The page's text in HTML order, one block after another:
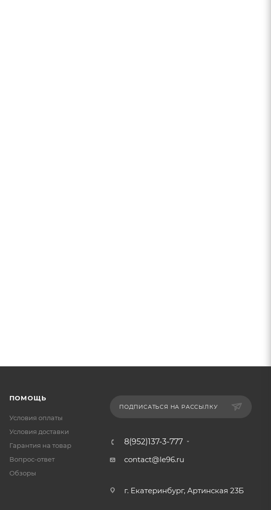
ПОМОЩЬ
Условия оплаты
Условия доставки
Гарантия на товар
Вопрос-ответ
Обзоры
ПОДПИСАТЬСЯ НА РАССЫЛКУ
8(952)137-3-777
contact@le96.ru
г. Екатеринбург, Артинская 23Б